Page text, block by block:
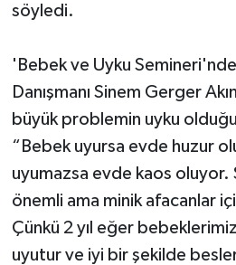
söyledi.
'Bebek ve Uyku
Danışmanı Sinem Gerger
büyük problemin uyku
“Bebek uyursa evde huzur
uyumazsa evde kaos oluyor.
önemli ama minik afacanlar
Çünkü 2 yıl eğer
uyutur ve iyi bir şekilde